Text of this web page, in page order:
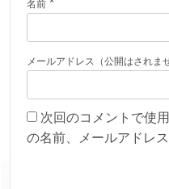
名前 *
メールアドレス（公開はされま
次回のコメントで使
の名前、メールアドレ